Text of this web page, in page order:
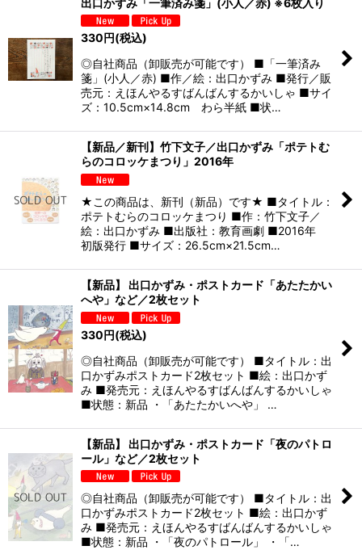
330円(税込)
◎自社商品（卸販売が可能です） ■「一筆済み
箋」(小人／赤) ■作／絵：出口かずみ ■発行／販
売元：えほんやるすばんばんするかいしゃ ■サイ
ズ：10.5cm×14.8cm わら半紙 ■状…
【新品／新刊】竹下文子／出口かずみ「ポテトむ
らのコロッケまつり」2016年
★この商品は、新刊（新品）です★ ■タイトル：
ポテトむらのコロッケまつり ■作：竹下文子／
絵：出口かずみ ■出版社：教育画劇 ■2016年
初版発行 ■サイズ：26.5cm×21.5cm…
【新品】 出口かずみ・ポストカード「あたたかい
へや」など／2枚セット
330円(税込)
◎自社商品（卸販売が可能です） ■タイトル：出
口かずみポストカード2枚セット ■絵：出口かず
み ■発売元：えほんやるすばんばんするかいしゃ
■状態：新品 ・「あたたかいへや」 …
【新品】 出口かずみ・ポストカード「夜のパトロ
ール」など／2枚セット
◎自社商品（卸販売が可能です） ■タイトル：出
口かずみポストカード2枚セット ■絵：出口かず
み ■発売元：えほんやるすばんばんするかいしゃ
■状態：新品 ・「夜のパトロール」 ・「…